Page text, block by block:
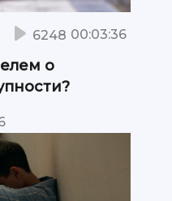
6248 00:03:36
о